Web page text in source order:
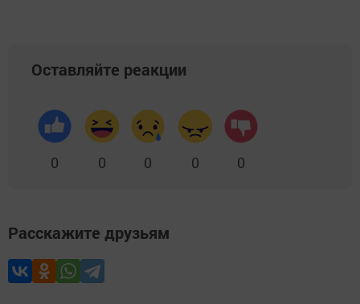
Оставляйте реакции
0 0 0 0 0
Расскажите друзьям